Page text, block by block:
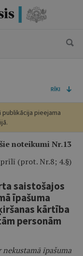
RĪKI
pieejama
noteikumi Nr.13
(prot. Nr.8; 4.§)
saistošajos
īpašuma
kārtība
personām
īpašuma